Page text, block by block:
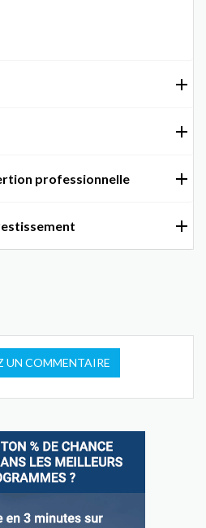
professionnelle
UN COMMENTAIRE